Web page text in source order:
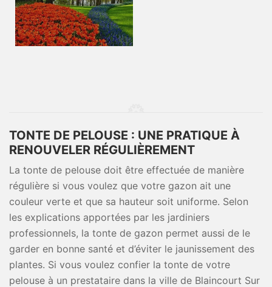
TONTE DE PELOUSE : UNE PRATIQUE À
RENOUVELER RÉGULIÈREMENT
La tonte de pelouse doit être effectuée de manière
régulière si vous voulez que votre gazon ait une
couleur verte et que sa hauteur soit uniforme. Selon
les explications apportées par les jardiniers
professionnels, la tonte de gazon permet aussi de le
garder en bonne santé et d’éviter le jaunissement des
plantes. Si vous voulez confier la tonte de votre
pelouse à un prestataire dans la ville de Blaincourt Sur